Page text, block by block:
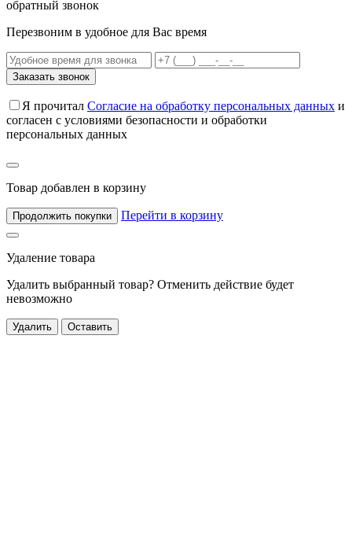
обратный звонок
Перезвоним в удобное для Вас время
Заказать звонок
Я прочитал Согласие на обработку персональных данных и
согласен с условиями безопасности и обработки
персональных данных
Товар добавлен в корзину
Продолжить покупки Перейти в корзину
Удаление товара
Удалить выбранный товар? Отменить действие будет
невозможно
Удалить Оставить